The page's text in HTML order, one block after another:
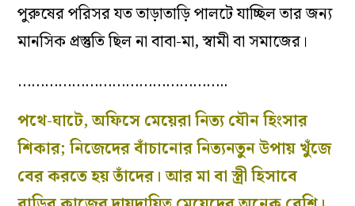
পুরুষের পরিসর যত তাড়াতাড়ি পালটে যাচ্ছিল তার জন্য
মানসিক প্রস্তুতি ছিল না বাবা-মা, স্বামী বা সমাজের।
………………………………………..
পথে-ঘাটে, অফিসে মেয়েরা নিত্য যৌন হিংসার
শিকার; নিজেদের বাঁচানোর নিত্যনতুন উপায় খুঁজে
বের করতে হয় তাঁদের। আর মা বা স্ত্রী হিসাবে